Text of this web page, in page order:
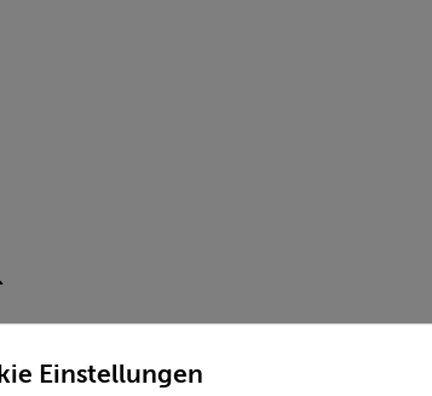
Einstellungen